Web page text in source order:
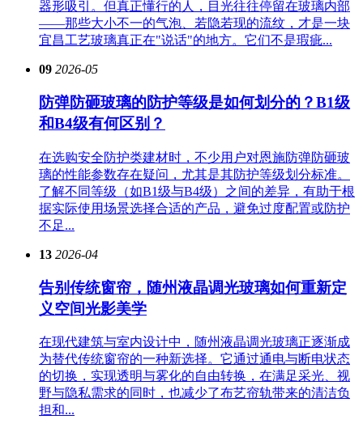
器形吸引。但真正懂行的人，目光往往停留在玻璃内部
——那些大小不一的气泡、若隐若现的流纹，才是一块
宜昌工艺玻璃真正在"说话"的地方。它们不是瑕疵...
09 2026-05
防弹防砸玻璃的防护等级是如何划分的？B1级
和B4级有何区别？
在选购安全防护类建材时，不少用户对恩施防弹防砸玻
璃的性能参数存在疑问，尤其是其防护等级划分标准。
了解不同等级（如B1级与B4级）之间的差异，有助于根
据实际使用场景选择合适的产品，避免过度配置或防护
不足...
13 2026-04
告别传统窗帘，随州液晶调光玻璃如何重新定
义空间光影美学
在现代建筑与室内设计中，随州液晶调光玻璃正逐渐成
为替代传统窗帘的一种新选择。它通过通电与断电状态
的切换，实现透明与雾化的自由转换，在满足采光、视
野与隐私需求的同时，也减少了布艺帘轨带来的清洁负
担和...